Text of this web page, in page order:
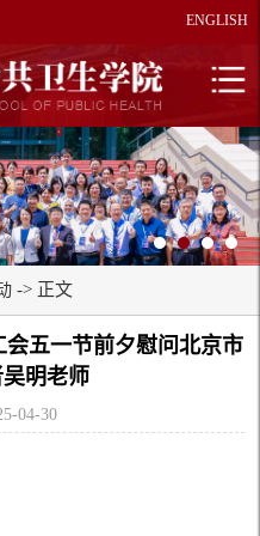
ENGLISH
-> 正文
五一节前夕慰问北京市
明老师
04-30